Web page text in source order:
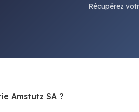
Récupérez
Amstutz SA ?